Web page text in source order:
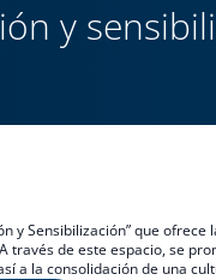
y
y Sensibilización” que
través de este espacio, se
a la consolidación de una